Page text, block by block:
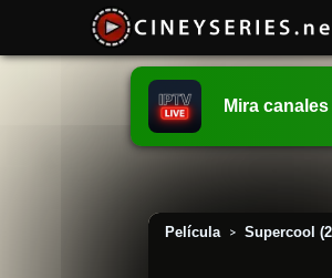
Mira
Película > Supercool